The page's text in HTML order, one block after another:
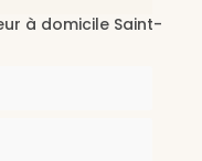
à domicile Saint-